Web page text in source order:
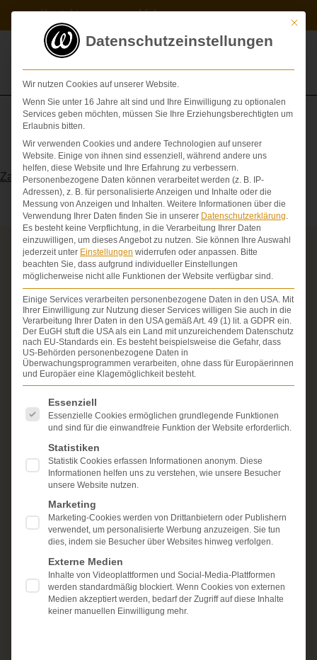
springen
Kontakt Videos
Dens
Zahn
Über die Schmerzensgeld-Spezialisten
Seit über 25 Jahren vertreten wir als Fachanwälte
ausschließlich Geschädigte bei schweren
Personenschäden. Wir verfügen über ausgewiesene
Erfahrung im Arzthaftungsrecht, bei Unfallfolgen und
bei der Durchsetzung von Schmerzensgeld- und
Schadensersatzansprüchen.Ihr Recht steht für uns
im Mittelpunkt.
Mehr erfahren:
Unsere Kanzlei
Kostenlose Erstberatung
Mit
Datenschutzeinstellungen
Wir nutzen Cookies auf unserer Website.
Wenn Sie unter 16 Jahre alt sind und Ihre Einwilligung zu optionalen
Services geben möchten, müssen Sie Ihre Erziehungsberechtigten um
Erlaubnis bitten.
Wir verwenden Cookies und andere Technologien auf unserer
Website. Einige von ihnen sind essenziell, während andere uns
helfen, diese Website und Ihre Erfahrung zu verbessern.
Personenbezogene Daten können verarbeitet werden (z. B. IP-
Adressen), z. B. für personalisierte Anzeigen und Inhalte oder die
Messung von Anzeigen und Inhalten. Weitere Informationen über die
Verwendung Ihrer Daten finden Sie in unserer Datenschutzerklärung.
Es besteht keine Verpflichtung, in die Verarbeitung Ihrer Daten
einzuwilligen, um dieses Angebot zu nutzen. Sie können Ihre Auswahl
jederzeit unter Einstellungen widerrufen oder anpassen. Bitte
beachten Sie, dass aufgrund individueller Einstellungen
möglicherweise nicht alle Funktionen der Website verfügbar sind.
Einige Services verarbeiten personenbezogene Daten in den USA. Mit
Ihrer Einwilligung zur Nutzung dieser Services willigen Sie auch in die
Verarbeitung Ihrer Daten in den USA gemäß Art. 49 (1) lit. a GDPR ein.
Der EuGH stuft die USA als ein Land mit unzureichendem Datenschutz
nach EU-Standards ein. Es besteht beispielsweise die Gefahr, dass
US-Behörden personenbezogene Daten in
Überwachungsprogrammen verarbeiten, ohne dass für Europäerinnen
und Europäer eine Klagemöglichkeit besteht.
Es folgt eine Liste der Service-Gruppen, für die eine
Essenziell
Essenzielle Cookies ermöglichen grundlegende Funktionen
und sind für die einwandfreie Funktion der Website erforderlich.
Statistiken
Statistik Cookies erfassen Informationen anonym. Diese
Informationen helfen uns zu verstehen, wie unsere Besucher
unsere Website nutzen.
Marketing
Marketing-Cookies werden von Drittanbietern oder Publishern
verwendet, um personalisierte Werbung anzuzeigen. Sie tun
dies, indem sie Besucher über Websites hinweg verfolgen.
Externe Medien
Inhalte von Videoplattformen und Social-Media-Plattformen
werden standardmäßig blockiert. Wenn Cookies von externen
Medien akzeptiert werden, bedarf der Zugriff auf diese Inhalte
keiner manuellen Einwilligung mehr.